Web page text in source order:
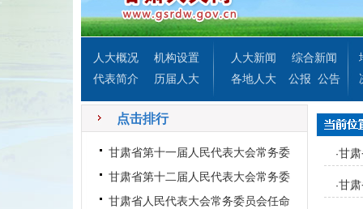
人大概况
机构设置
代表简介
历届人大
人大新闻
综合新闻
各地人大
公报 公告
点击排行
甘肃省第十一届人民代表大会常务委
员会第一次会议出席人员、
甘肃省第十二届人民代表大会常务委
员会第十一次会议议程、日
甘肃省人民代表大会常务委员会任命
·甘
·甘